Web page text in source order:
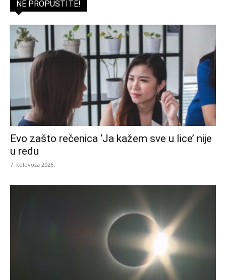
NE PROPUSTITE!
Evo zašto rečenica ‘Ja kažem sve u lice’ nije
u redu
7. kolovoza 2026.